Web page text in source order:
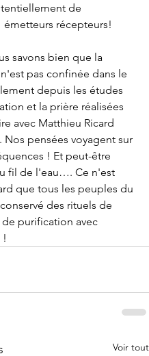
de
émetteurs récepteurs!
savons bien que la
pas confinée dans le
depuis les études
et la prière réalisées
avec Matthieu Ricard
Nos pensées voyagent sur
! Et peut-être
fil de l'eau…. Ce n'est
que tous les peuples du
des rituels de
purification avec
!
Voir tout